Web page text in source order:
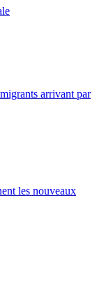
arrivant par
les nouveaux